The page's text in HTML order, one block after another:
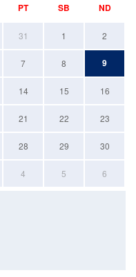
PT SB ND
31 1 2
7 8 9
14 15 16
21 22 23
28 29 30
4 5 6